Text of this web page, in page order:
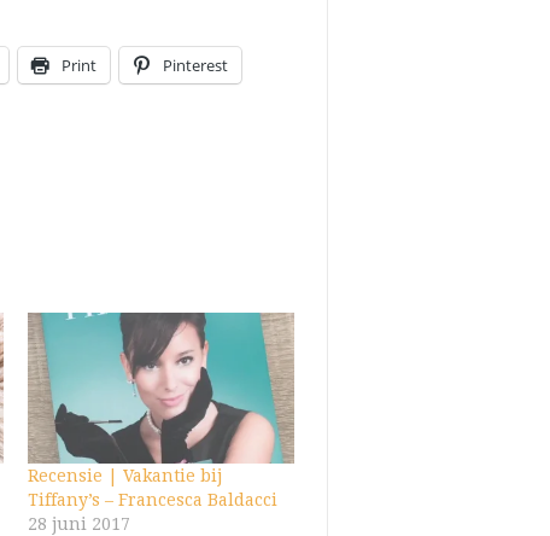
Print Pinterest
Recensie | Vakantie bij
Tiffany’s – Francesca Baldacci
28 juni 2017